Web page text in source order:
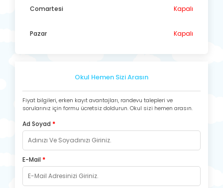
Comartesi Kapalı
Pazar Kapalı
Okul Hemen Sizi Arasın
Fiyat bilgileri, erken kayıt avantajları, randevu talepleri ve
sorularınız için formu ücretsiz doldurun. Okul sizi hemen arasın.
Ad Soyad *
E-Mail *